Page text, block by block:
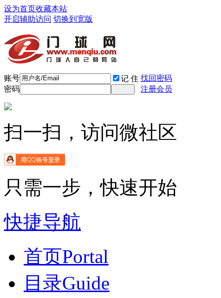
设为首页收藏本站
开启辅助访问 切换到宽版
账号 记 住 找回密码
密码
注册会员
扫一扫，访问微社区
只需一步，快速开始
快捷导航
首页Portal
目录Guide